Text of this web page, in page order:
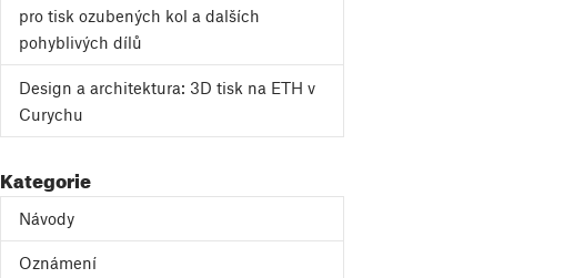
pro tisk ozubených kol a dalších
pohyblivých dílů
Design a architektura: 3D tisk na ETH v
Curychu
Kategorie
Návody
Oznámení